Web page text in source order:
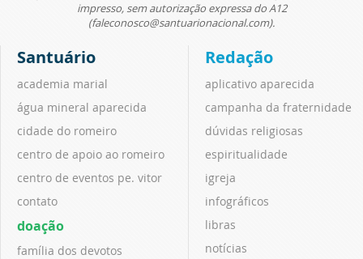
impresso, sem autorização expressa do A12
(faleconosco@santuarionacional.com).
Santuário
academia marial
água mineral aparecida
cidade do romeiro
centro de apoio ao romeiro
centro de eventos pe. vitor
contato
doação
família dos devotos
Redação
aplicativo aparecida
campanha da fraternidade
dúvidas religiosas
espiritualidade
igreja
infográficos
libras
notícias